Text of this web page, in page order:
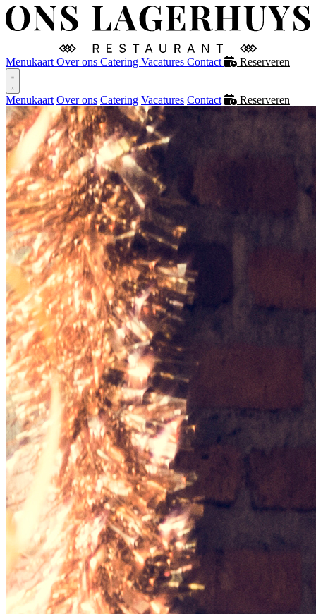
Menukaart Over ons Catering Vacatures Contact Reserveren
Menukaart Over ons Catering Vacatures Contact Reserveren